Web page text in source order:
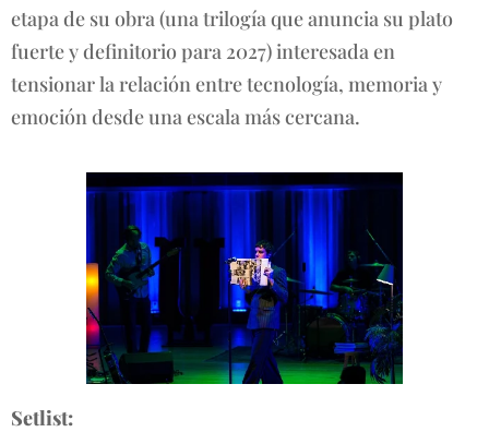
etapa de su obra (una trilogía que anuncia su plato
fuerte y definitorio para 2027) interesada en
tensionar la relación entre tecnología, memoria y
emoción desde una escala más cercana.
Setlist: